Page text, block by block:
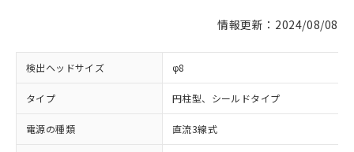
情報更新：2024/08/08
検出ヘッドサイズ φ8
タイプ 円柱型、シールドタイプ
電源の種類 直流3線式